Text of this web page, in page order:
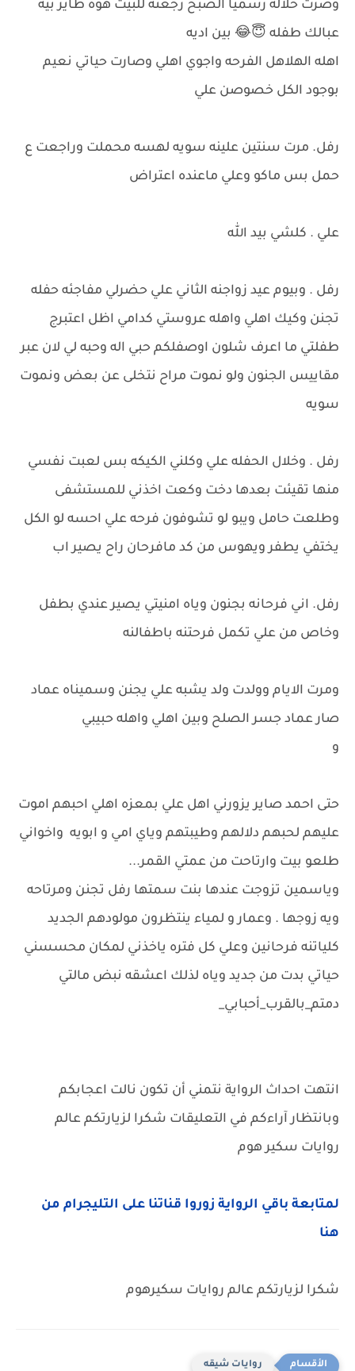
وصرت حلاله رسميا الصبح رجعنه للبيت هوه طاير بيه
عبالك طفله 😇😂 بين اديه
اهله الهلاهل الفرحه واجوي اهلي وصارت حياتي نعيم
بوجود الكل خصوصن علي
رفل. مرت سنتين علينه سويه لهسه محملت وراجعت ع
حمل بس ماكو وعلي ماعنده اعتراض
علي . كلشي بيد الله
رفل . وبيوم عيد زواجنه الثاني علي حضرلي مفاجئه حفله
تجنن وكيك اهلي واهله عروستي كدامي اظل اعتبرج
طفلتي ما اعرف شلون اوصفلكم حبي اله وحبه لي لان عبر
مقاييس الجنون ولو نموت مراح نتخلى عن بعض ونموت
سويه
رفل . وخلال الحفله علي وكلني الكيكه بس لعبت نفسي
منها تقيئت بعدها دخت وكعت اخذني للمستشفى
وطلعت حامل ويبو لو تشوفون فرحه علي احسه لو الكل
يختفي يطفر ويهوس من كد مافرحان راح يصير اب
رفل. اني فرحانه بجنون وياه امنيتي يصير عندي بطفل
وخاص من علي تكمل فرحتنه باطفالنه
ومرت الايام وولدت ولد يشبه علي يجنن وسميناه عماد
صار عماد جسر الصلح وبين اهلي واهله حبيبي
و
حتى احمد صاير يزورني اهل علي بمعزه اهلي احبهم اموت
عليهم لحبهم دلالهم وطيبتهم وياي امي و ابويه واخواني
طلعو بيت وارتاحت من عمتي القمر...
وياسمين تزوجت عندها بنت سمتها رفل تجنن ومرتاحه
ويه زوجها . وعمار و لمياء ينتظرون مولودهم الجديد
كلياتنه فرحانين وعلي كل فتره ياخذني لمكان محسسني
حياتي بدت من جديد وياه لذلك اعشقه نبض مالتي
دمتم_بالقرب_أحبابي_
انتهت احداث الرواية نتمني أن تكون نالت اعجابكم
وبانتظار آراءكم في التعليقات شكرا لزيارتكم عالم
روايات سكير هوم
لمتابعة باقي الرواية زوروا قناتنا على التليجرام من
هنا
شكرا لزيارتكم عالم روايات سكيرهوم
روايات شيقه